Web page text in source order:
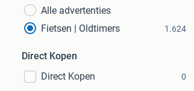
Alle advertenties
Fietsen | Oldtimers
1.624
Direct Kopen
Direct Kopen
0